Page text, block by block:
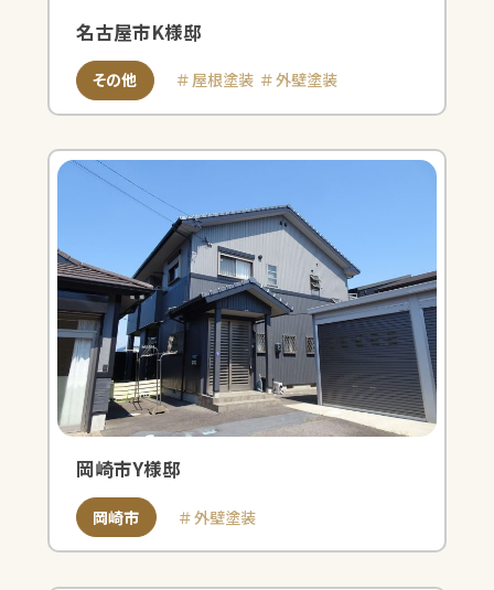
名古屋市K様邸
その他 屋根塗装 外壁塗装
岡崎市Y様邸
岡崎市 外壁塗装